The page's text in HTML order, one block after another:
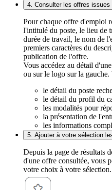
4. Consulter les offres issues
Pour chaque offre d'emploi
l'intitulé du poste, le lieu de
durée de travail, le nom de
premiers caractères du
publication de l'offre.
Vous accédez au détail
ou sur le logo sur la gauche.
le détail du poste
le détail du profil du
les modalités pour
la présentation de
les informations
5. Ajouter à votre sélection
Depuis la page de résultats
d'une offre consultée, vous
votre choix à votre